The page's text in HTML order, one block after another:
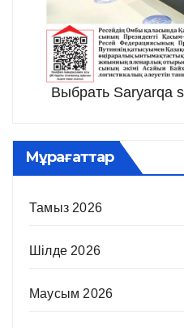
Выбрать Saryarqa
Мұрағаттар
Тамыз 2026
Шілде 2026
Маусым 2026